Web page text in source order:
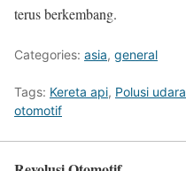
terus berkembang.
Categories: asia, general
Tags: Kereta api, Polusi udara
otomotif